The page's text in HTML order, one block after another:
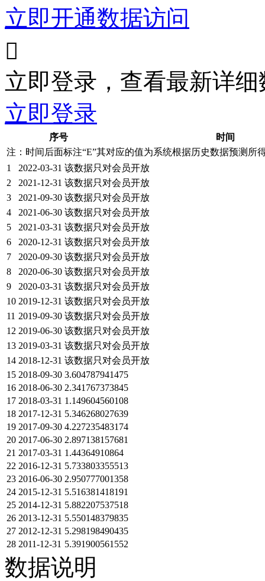
立即开通数据访问

立即登录，查看最新详细
立即登录
序号
时间
注：时间后面标注“E”其对应的值为系统根据历史数据预测所
1
2022-03-31 该数据只对会员开放
2
2021-12-31 该数据只对会员开放
3
2021-09-30 该数据只对会员开放
4
2021-06-30 该数据只对会员开放
5
2021-03-31 该数据只对会员开放
6
2020-12-31 该数据只对会员开放
7
2020-09-30 该数据只对会员开放
8
2020-06-30 该数据只对会员开放
9
2020-03-31 该数据只对会员开放
10 2019-12-31 该数据只对会员开放
11 2019-09-30 该数据只对会员开放
12 2019-06-30 该数据只对会员开放
13 2019-03-31 该数据只对会员开放
14 2018-12-31 该数据只对会员开放
15 2018-09-30 3.604787941475
16 2018-06-30 2.341767373845
17 2018-03-31 1.149604560108
18 2017-12-31 5.346268027639
19 2017-09-30 4.227235483174
20 2017-06-30 2.897138157681
21 2017-03-31 1.44364910864
22 2016-12-31 5.733803355513
23 2016-06-30 2.950777001358
24 2015-12-31 5.516381418191
25 2014-12-31 5.882207537518
26 2013-12-31 5.550148379835
27 2012-12-31 5.298198490435
28 2011-12-31 5.391900561552
数据说明